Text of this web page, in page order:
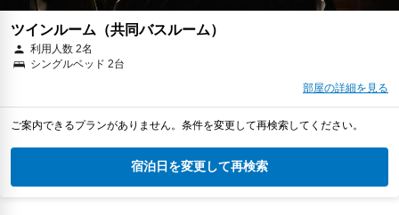
ツインルーム（共同バスルーム）
利用人数 2名
シングルベッド 2台
部屋の詳細を見る
ご案内できるプランがありません。条件を変更して再検索してください。
宿泊日を変更して再検索